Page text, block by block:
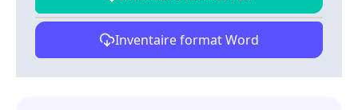
Inventaire format Word